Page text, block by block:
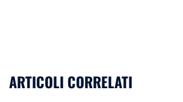
ARTICOLI CORRELATI